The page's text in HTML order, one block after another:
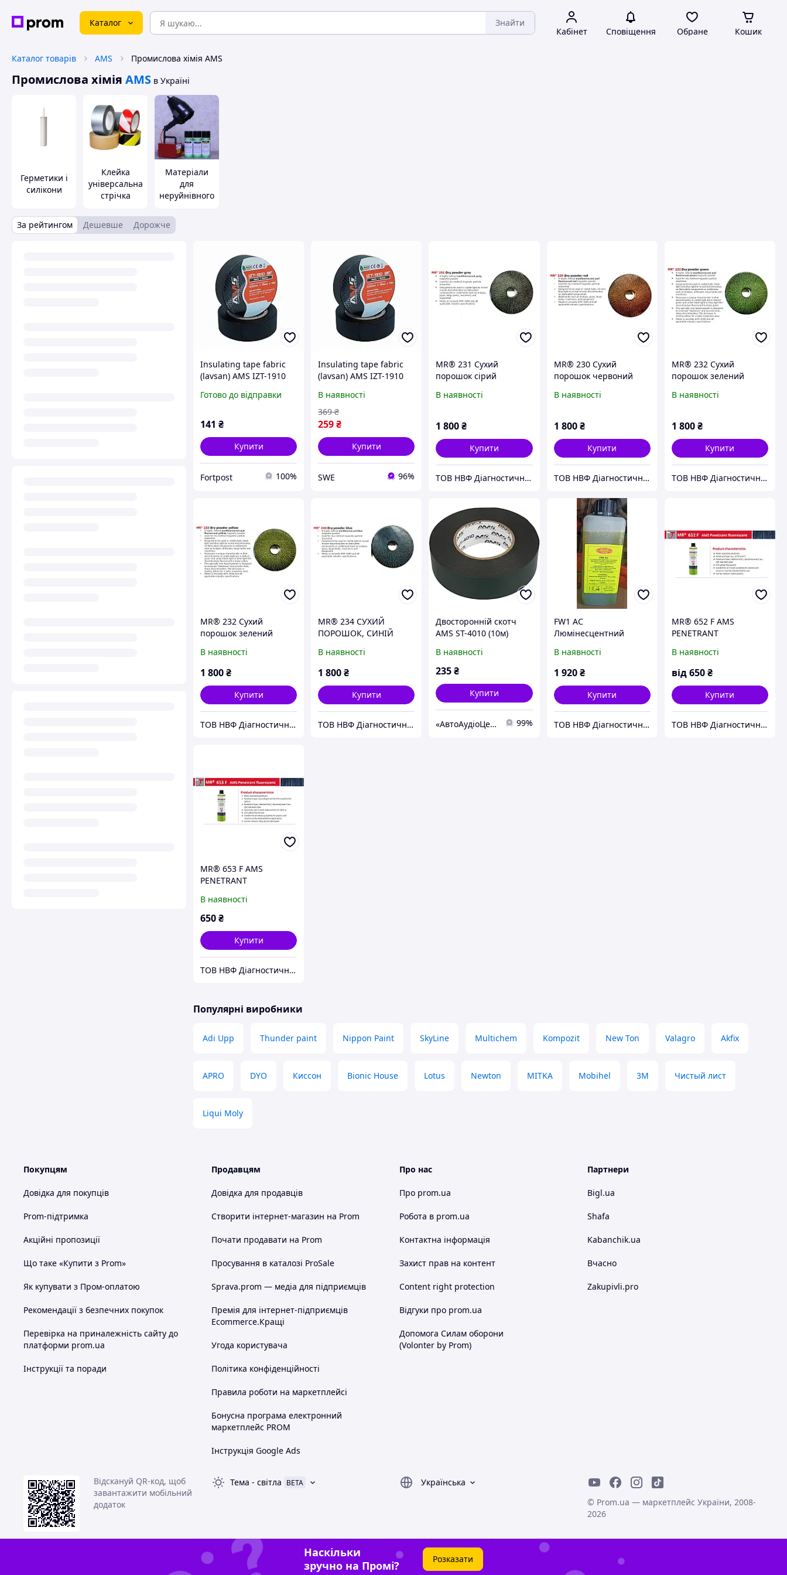
Каталог Знайти
Кабінет Сповіщення Обране Кошик
Каталог товарів AMS Промислова хімія AMS
Промислова хімія AMS в Україні
Герметики і
силікони
Клейка
універсальна
стрічка
Матеріали
для
неруйнівного
За рейтингом
Дешевше Дорожче
Insulating tape fabric
(lavsan) AMS IZT-1910
per 1 piece
Готово до відправки
141 ₴
Купити
Fortpost 100%
Insulating tape fabric
(lavsan) AMS IZT-1910
per 1 piece
В наявності
259₴
369 ₴
Купити
SWE 96%
MR® 231 Сухий
порошок сірий
В наявності
1 800₴
Купити
ТОВ НВФ Діагностичні прилади
MR® 230 Сухий
порошок червоний
В наявності
1 800 ₴
Купити
ТОВ НВФ Діагностичні прилади
MR® 232 Сухий
порошок зелений
В наявності
1 800₴
Купити
ТОВ НВФ Діагностичні прилади
MR® 232 Сухий
порошок зелений
В наявності
1 800₴
Купити
ТОВ НВФ Діагностичні прилади
MR® 234 СУХИЙ
ПОРОШОК, СИНІЙ
В наявності
1 800₴
Купити
ТОВ НВФ Діагностичні прилади
Двосторонній скотч
AMS ST-4010 (10м)
В наявності
235₴
Купити
«АвтоАудіоЦентр» 99%
FW1 AC
Люмінесцентний
суспензії,
водорозчинний, 1:50
В наявності
1 920 ₴
Купити
ТОВ НВФ Діагностичні прилади
MR® 652 F AMS
PENETRANT
В наявності
від650₴
Купити
ТОВ НВФ Діагностичні прилади
MR® 653 F AMS
PENETRANT
В наявності
650₴
Купити
ТОВ НВФ Діагностичні прилади
Популярні виробники
Adi Upp Thunder paint Nippon Paint SkyLine Multichem Kompozit New Ton Valagro Akfix
APRO DYO Киссон Bionic House Lotus Newton MITKA Mobihel 3М Чистый лист
Liqui Moly
Покупцям
Довідка для покупців
Prom-підтримка
Акційні пропозиції
Що таке «Купити з Prom»
Як купувати з Пром-оплатою
Рекомендації з безпечних покупок
Перевірка на приналежність сайту до
платформи prom.ua
Інструкції та поради
Продавцям
Довідка для продавців
Створити інтернет-магазин на Prom
Почати продавати на Prom
Просування в каталозі ProSale
Sprava.prom — медіа для підприємців
Премія для інтернет-підприємців
Ecommerce.Кращі
Угода користувача
Політика конфіденційності
Правила роботи на маркетплейсі
Бонусна програма електронний
маркетплейс PROM
Інструкція Google Ads
Про нас
Про prom.ua
Робота в prom.ua
Контактна інформація
Захист прав на контент
Content right protection
Відгуки про prom.ua
Допомога Силам оборони
(Volonter by Prom)
Партнери
Bigl.ua
Shafa
Kabanchik.ua
Вчасно
Zakupivli.pro
Відскануй QR-код, щоб
завантажити мобільний
додаток
Тема - світла BETA
Українська
© Prom.ua — маркетплейс України, 2008-
2026
Наскільки
зручно на Промі?
Розказати